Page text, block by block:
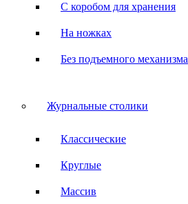
С коробом для хранения
На ножках
Без подъемного механизма
Журнальные столики
Классические
Круглые
Массив